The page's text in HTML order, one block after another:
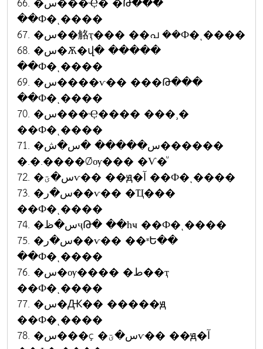
��Ф�ͺ����
67. �س��觡ҭ��� ��പ ��Ф�ͺ����
68. �س�Ѫ�վ� �����
��Ф�ͺ����
69. �س����ѵ�� ���Թ���
��Ф�ͺ����
70. �س���Ҿ���� ���¸�
��Ф�ͺ����
71. �س����� �س�ش������
�.�.����Ǿѹ��� �Ѵ�ͧ
72. �س�ؾѵ�� ��ԭ�آ ��Ф�ͺ����
73. �س�ر��ѵ�� �Ҵ���
��Ф�ͺ����
74. �س�ظҷԹ� ��һҹ ��Ф�ͺ����
75. �س�ر��ѵ�� ��ʶԵ��
��Ф�ͺ����
76. �س�ѹ���� �ط��ҭ
��Ф�ͺ����
77. �س�Ԫ�� �����ԭ
��Ф�ͺ����
78. �س���ç �س�ؾѵ�� ��ԭ�آ